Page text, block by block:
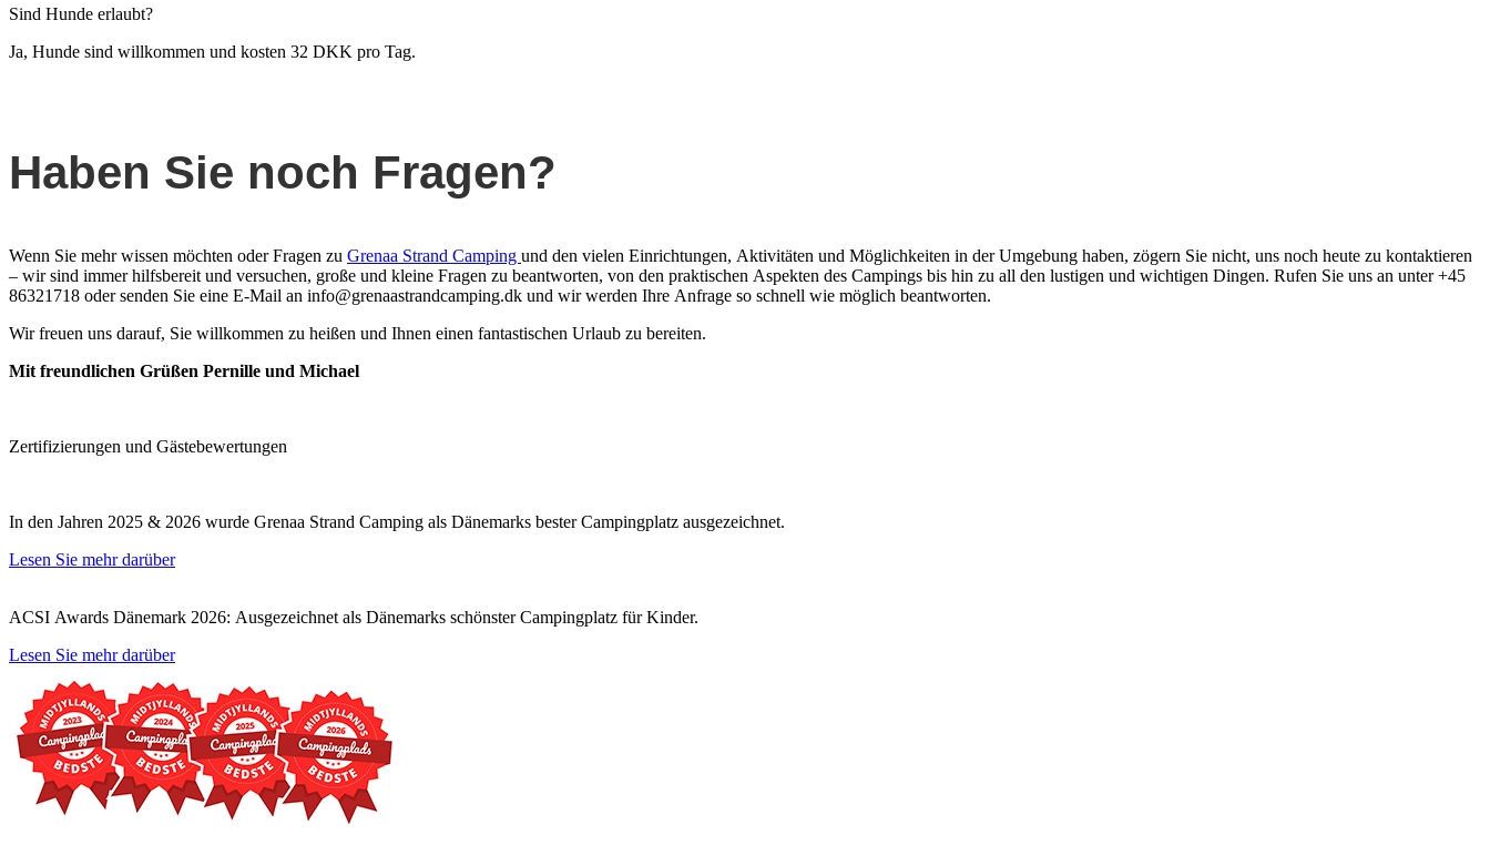
Sind Hunde erlaubt?
Ja, Hunde sind willkommen und kosten 32 DKK pro Tag.
Haben Sie noch Fragen?
Wenn Sie mehr wissen möchten oder Fragen zu Grenaa Strand Camping und den vielen Einrichtungen, Aktivitäten und Möglichkeiten in der Umgebung haben, zögern Sie nicht, uns noch heute zu kontaktieren
– wir sind immer hilfsbereit und versuchen, große und kleine Fragen zu beantworten, von den praktischen Aspekten des Campings bis hin zu all den lustigen und wichtigen Dingen. Rufen Sie uns an unter +45
86321718 oder senden Sie eine E-Mail an info@grenaastrandcamping.dk und wir werden Ihre Anfrage so schnell wie möglich beantworten.
Wir freuen uns darauf, Sie willkommen zu heißen und Ihnen einen fantastischen Urlaub zu bereiten.
Mit freundlichen Grüßen Pernille und Michael
Zertifizierungen und Gästebewertungen
In den Jahren 2025 & 2026 wurde Grenaa Strand Camping als Dänemarks bester Campingplatz ausgezeichnet.
Lesen Sie mehr darüber
ACSI Awards Dänemark 2026: Ausgezeichnet als Dänemarks schönster Campingplatz für Kinder.
Lesen Sie mehr darüber